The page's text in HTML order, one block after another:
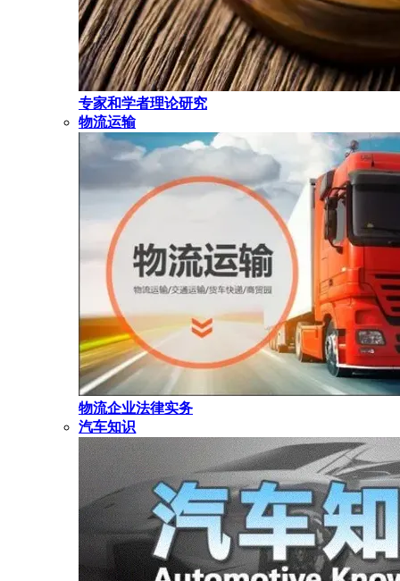
专家和学者理论研究
物流运输
物流企业法律实务
汽车知识